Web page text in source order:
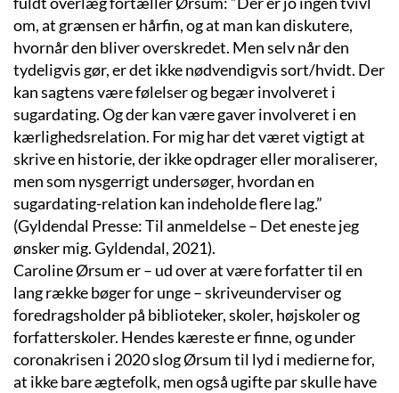
om, at grænsen er hårfin, og at man kan diskutere,
hvornår den bliver overskredet. Men selv når den
tydeligvis gør, er det ikke nødvendigvis sort/hvidt. Der
kan sagtens være følelser og begær involveret i
sugardating. Og der kan være gaver involveret i en
kærlighedsrelation. For mig har det været vigtigt at
skrive en historie, der ikke opdrager eller moraliserer,
men som nysgerrigt undersøger, hvordan en
sugardating-relation kan indeholde flere lag.”
(Gyldendal Presse: Til anmeldelse – Det eneste jeg
ønsker mig. Gyldendal, 2021).
Caroline Ørsum er – ud over at være forfatter til en
lang række bøger for unge – skriveunderviser og
foredragsholder på biblioteker, skoler, højskoler og
forfatterskoler. Hendes kæreste er finne, og under
coronakrisen i 2020 slog Ørsum til lyd i medierne for,
at ikke bare ægtefolk, men også ugifte par skulle have